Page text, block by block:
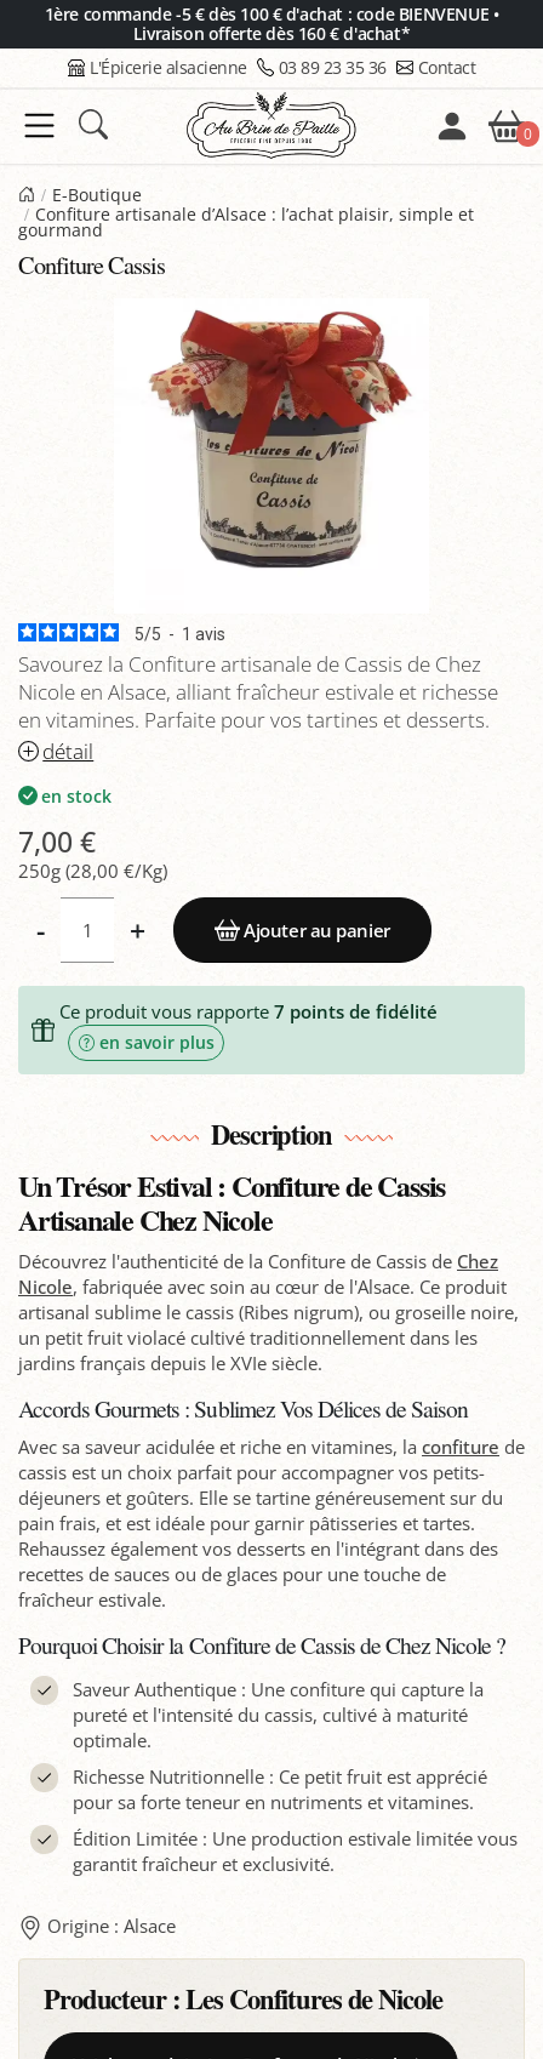
1ère commande -5 € dès 100 € d'achat : code BIENVENUE •
Livraison offerte dès 160 € d'achat*
L'Épicerie alsacienne 03 89 23 35 36 Contact
0
E-Boutique
Confiture artisanale d’Alsace : l’achat plaisir, simple et
gourmand
Confiture Cassis
5/5 - 1 avis
Savourez la Confiture artisanale de Cassis de Chez
Nicole en Alsace, alliant fraîcheur estivale et richesse
en vitamines. Parfaite pour vos tartines et desserts.
détail
en stock
7,00 €
250g (28,00 €/Kg)
- + Ajouter au panier
Ce produit vous rapporte 7 points de fidélité
en savoir plus
Description
Un Trésor Estival : Confiture de Cassis
Artisanale Chez Nicole
Découvrez l'authenticité de la Confiture de Cassis de Chez
Nicole, fabriquée avec soin au cœur de l'Alsace. Ce produit
artisanal sublime le cassis (Ribes nigrum), ou groseille noire,
un petit fruit violacé cultivé traditionnellement dans les
jardins français depuis le XVIe siècle.
Accords Gourmets : Sublimez Vos Délices de Saison
Avec sa saveur acidulée et riche en vitamines, la confiture de
cassis est un choix parfait pour accompagner vos petits-
déjeuners et goûters. Elle se tartine généreusement sur du
pain frais, et est idéale pour garnir pâtisseries et tartes.
Rehaussez également vos desserts en l'intégrant dans des
recettes de sauces ou de glaces pour une touche de
fraîcheur estivale.
Pourquoi Choisir la Confiture de Cassis de Chez Nicole ?
Saveur Authentique : Une confiture qui capture la
pureté et l'intensité du cassis, cultivé à maturité
optimale.
Richesse Nutritionnelle : Ce petit fruit est apprécié
pour sa forte teneur en nutriments et vitamines.
Édition Limitée : Une production estivale limitée vous
garantit fraîcheur et exclusivité.
Origine : Alsace
Producteur :Les Confitures de Nicole
Panneau de gestion des cookies